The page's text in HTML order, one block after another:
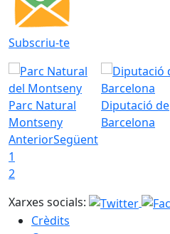
Subscriu-te
Parc Natural
Montseny
Diputació de
Barcelona
AnteriorSegüent
1
2
Xarxes socials:
Crèdits